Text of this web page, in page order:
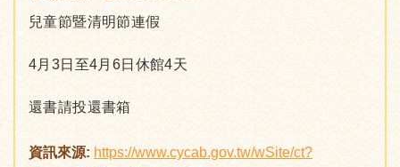
兒童節暨清明節連假
4月3日至4月6日休館4天
還書請投還書箱
資訊來源: https://www.cycab.gov.tw/wSite/ct?